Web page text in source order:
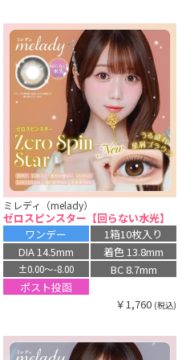
ミレディ（melady）
ゼロスピンスター【回らない水光】
ワンデー
1箱10枚入り
DIA 14.5mm
着色 13.8mm
±0.00〜-8.00
BC 8.7mm
ポスト投函
￥1,760 (税込)